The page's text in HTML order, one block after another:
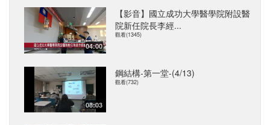
04:00
【影音】國立成功大學醫學院附設醫
院新任院長李經...
觀看(1345)
08:03
鋼結構-第一堂-(4/13)
觀看(732)